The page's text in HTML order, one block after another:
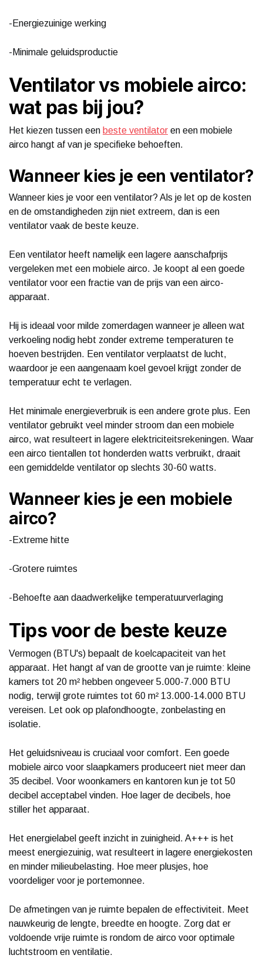
-Energiezuinige werking
-Minimale geluidsproductie
Ventilator vs mobiele airco:
wat pas bij jou?
Het kiezen tussen een beste ventilator en een mobiele
airco hangt af van je specifieke behoeften.
Wanneer kies je een ventilator?
Wanneer kies je voor een ventilator? Als je let op de kosten
en de omstandigheden zijn niet extreem, dan is een
ventilator vaak de beste keuze.
Een ventilator heeft namelijk een lagere aanschafprijs
vergeleken met een mobiele airco. Je koopt al een goede
ventilator voor een fractie van de prijs van een airco-
apparaat.
Hij is ideaal voor milde zomerdagen wanneer je alleen wat
verkoeling nodig hebt zonder extreme temperaturen te
hoeven bestrijden. Een ventilator verplaatst de lucht,
waardoor je een aangenaam koel gevoel krijgt zonder de
temperatuur echt te verlagen.
Het minimale energieverbruik is een andere grote plus. Een
ventilator gebruikt veel minder stroom dan een mobiele
airco, wat resulteert in lagere elektriciteitsrekeningen. Waar
een airco tientallen tot honderden watts verbruikt, draait
een gemiddelde ventilator op slechts 30-60 watts.
Wanneer kies je een mobiele
airco?
-Extreme hitte
-Grotere ruimtes
-Behoefte aan daadwerkelijke temperatuurverlaging
Tips voor de beste keuze
Vermogen (BTU's) bepaalt de koelcapaciteit van het
apparaat. Het hangt af van de grootte van je ruimte: kleine
kamers tot 20 m² hebben ongeveer 5.000-7.000 BTU
nodig, terwijl grote ruimtes tot 60 m² 13.000-14.000 BTU
vereisen. Let ook op plafondhoogte, zonbelasting en
isolatie.
Het geluidsniveau is cruciaal voor comfort. Een goede
mobiele airco voor slaapkamers produceert niet meer dan
35 decibel. Voor woonkamers en kantoren kun je tot 50
decibel acceptabel vinden. Hoe lager de decibels, hoe
stiller het apparaat.
Het energielabel geeft inzicht in zuinigheid. A+++ is het
meest energiezuinig, wat resulteert in lagere energiekosten
en minder milieubelasting. Hoe meer plusjes, hoe
voordeliger voor je portemonnee.
De afmetingen van je ruimte bepalen de effectiviteit. Meet
nauwkeurig de lengte, breedte en hoogte. Zorg dat er
voldoende vrije ruimte is rondom de airco voor optimale
luchtstroom en ventilatie.